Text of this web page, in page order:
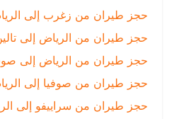
حجز طيران من زغرب إلى الرياض
|
حجز طيران من الرياض إلى تالين
|
حجز طيران من الرياض إلى صوفيا
|
حجز طيران من صوفيا إلى الرياض
|
حجز طيران من سراييفو إلى الرياض